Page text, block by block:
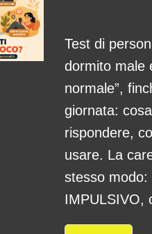
Test di
dormito male
normale”,
giornata:
rispondere,
usare. La
stesso modo:
IMPULSIVO,